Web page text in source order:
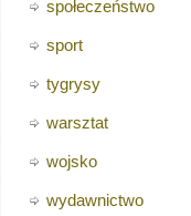
społeczeństwo
sport
tygrysy
warsztat
wojsko
wydawnictwo